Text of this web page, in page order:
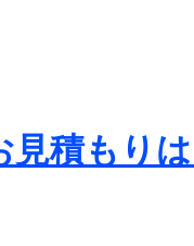
見積もりは